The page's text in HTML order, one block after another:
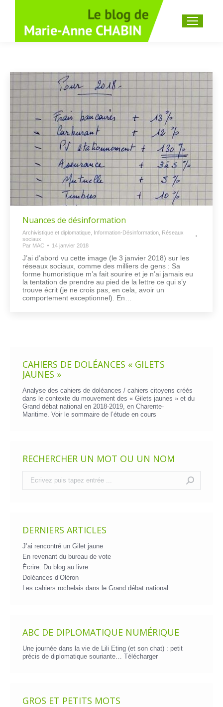
Recherche
Nuances de désinformation
Archivistique et diplomatique Information-Désinformation Réseaux
sociaux
Par MAC 14 janvier 2018
J’ai d’abord vu cette image (le 3 janvier 2018) sur les
réseaux sociaux, comme des milliers de gens : Sa
forme humoristique m’a fait sourire et je n’ai jamais eu
la tentation de prendre au pied de la lettre ce qui s’y
trouve écrit (je ne crois pas, en cela, avoir un
comportement exceptionnel). En…
CAHIERS DE DOLÉANCES « GILETS
JAUNES »
Analyse des cahiers de doléances / cahiers citoyens créés
dans le contexte du mouvement des « Gilets jaunes » et du
Grand débat national en 2018-2019, en Charente-
Maritime. Voir le sommaire de l’étude en cours
RECHERCHER UN MOT OU UN NOM
DERNIERS ARTICLES
J’ai rencontré un Gilet jaune
En revenant du bureau de vote
Écrire. Du blog au livre
Doléances d’Oléron
Les cahiers rochelais dans le Grand débat national
ABC DE DIPLOMATIQUE NUMÉRIQUE
Une journée dans la vie de Lili Eting (et son chat) : petit
précis de diplomatique souriante… Télécharger
GROS ET PETITS MOTS